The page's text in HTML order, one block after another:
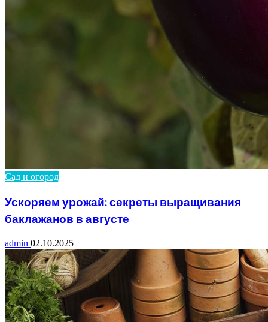
Сад и огород
Ускоряем урожай: секреты выращивания
баклажанов в августе
admin 02.10.2025